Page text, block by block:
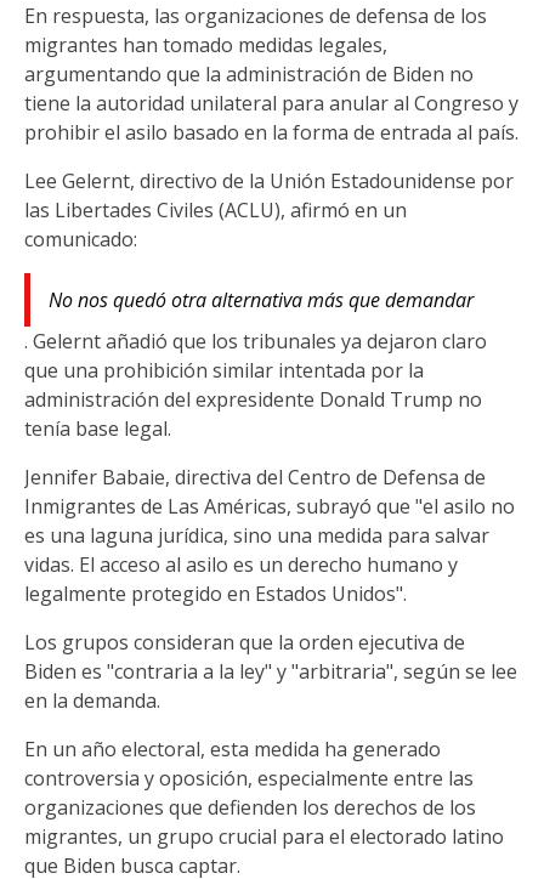
En respuesta, las organizaciones de defensa de los
migrantes han tomado medidas legales,
argumentando que la administración de Biden no
tiene la autoridad unilateral para anular al Congreso y
prohibir el asilo basado en la forma de entrada al país.
Lee Gelernt, directivo de la Unión Estadounidense por
las Libertades Civiles (ACLU), afirmó en un
comunicado:
No nos quedó otra alternativa más que demandar
. Gelernt añadió que los tribunales ya dejaron claro
que una prohibición similar intentada por la
administración del expresidente Donald Trump no
tenía base legal.
Jennifer Babaie, directiva del Centro de Defensa de
Inmigrantes de Las Américas, subrayó que "el asilo no
es una laguna jurídica, sino una medida para salvar
vidas. El acceso al asilo es un derecho humano y
legalmente protegido en Estados Unidos".
Los grupos consideran que la orden ejecutiva de
Biden es "contraria a la ley" y "arbitraria", según se lee
en la demanda.
En un año electoral, esta medida ha generado
controversia y oposición, especialmente entre las
organizaciones que defienden los derechos de los
migrantes, un grupo crucial para el electorado latino
que Biden busca captar.